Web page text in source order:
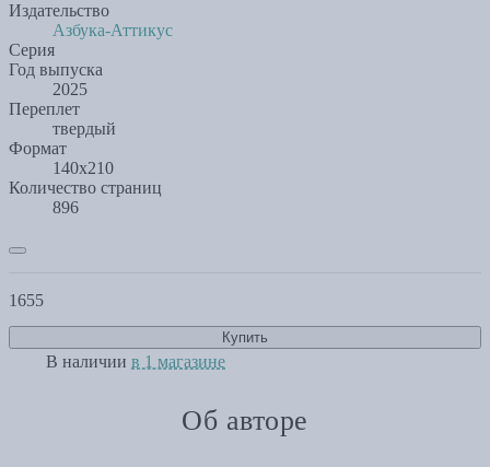
Издательство
Азбука-Аттикус
Серия
Год выпуска
2025
Переплет
твердый
Формат
140х210
Количество страниц
896
1655
Купить
В наличии в 1 магазине
Об авторе